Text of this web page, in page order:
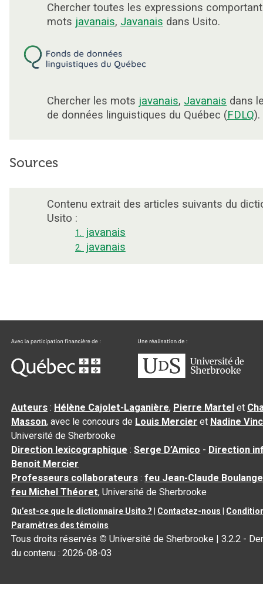
Chercher toutes les expressions
mots javanais, Javanais dans Usito.
Chercher les mots javanais, Javanais dans
de données linguistiques du Québec (FDLQ).
Sources
Contenu extrait des articles suivants du
Usito :
1. javanais
2. javanais
Auteurs : Hélène Cajolet-Laganière, Pierre Martel et
Masson, avec le concours de Louis Mercier et Nadine
Université de Sherbrooke
Direction lexicographique :Serge D’Amico - Direction
Benoit Mercier
Professeurs collaborateurs :feu Jean-Claude
feu Michel Théoret, Université de Sherbrooke
Qu’est-ce que le dictionnaire Usito ? Contactez-nous
Paramètres des témoins
Tous droits réservés © Université de Sherbrooke |3.2.2 -
du contenu :2026-08-03